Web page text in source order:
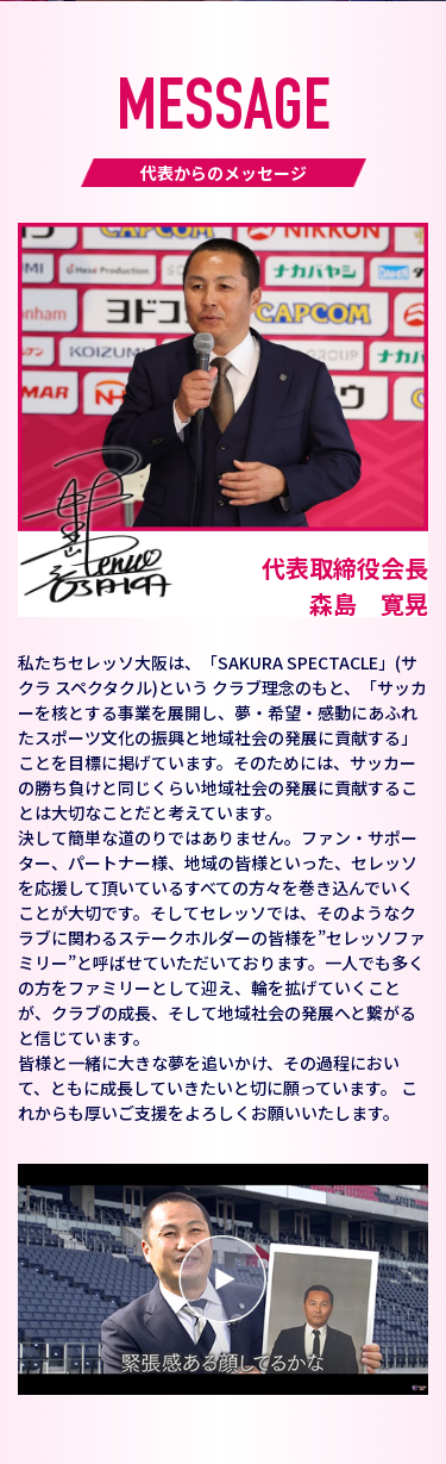
MESSAGE
代表からのメッセージ
代表取締役会長
森島 寛晃
私たちセレッソ大阪は、「SAKURA SPECTACLE」(サ
クラ スペクタクル)という クラブ理念のもと、「サッカ
ーを核とする事業を展開し、夢・希望・感動にあふれ
たスポーツ文化の振興と地域社会の発展に貢献する」
ことを目標に掲げています。そのためには、サッカー
の勝ち負けと同じくらい地域社会の発展に貢献するこ
とは大切なことだと考えています。
決して簡単な道のりではありません。ファン・サポー
ター、パートナー様、地域の皆様といった、セレッソ
を応援して頂いているすべての方々を巻き込んでいく
ことが大切です。そしてセレッソでは、そのようなク
ラブに関わるステークホルダーの皆様を”セレッソファ
ミリー”と呼ばせていただいております。一人でも多く
の方をファミリーとして迎え、輪を拡げていくこと
が、クラブの成長、そして地域社会の発展へと繋がる
と信じています。
皆様と一緒に大きな夢を追いかけ、その過程におい
て、ともに成長していきたいと切に願っています。 こ
れからも厚いご支援をよろしくお願いいたします。